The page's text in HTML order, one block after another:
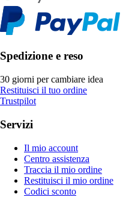
Spedizione e reso
30 giorni per cambiare idea
Restituisci il tuo ordine
Trustpilot
Servizi
Il mio account
Centro assistenza
Traccia il mio ordine
Restituisci il mio ordine
Codici sconto